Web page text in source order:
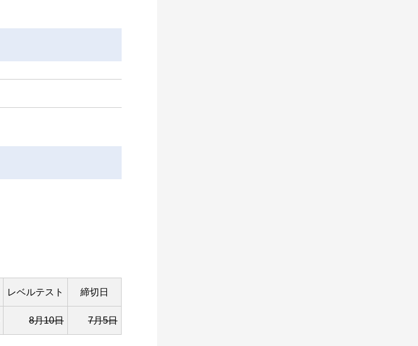
レベルテスト 締切日
8月10日 7月5日